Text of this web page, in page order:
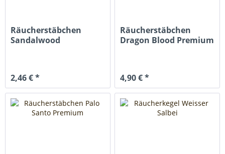
Räucherstäbchen
Sandalwood
2,46 € *
Räucherstäbchen
Dragon Blood Premium
4,90 € *